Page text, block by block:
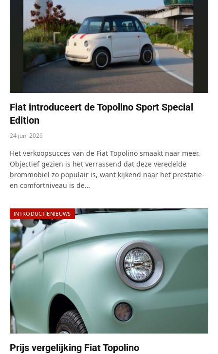
Fiat introduceert de Topolino Sport Special
Edition
24 juni 2026
Het verkoopsucces van de Fiat Topolino smaakt naar meer.
Objectief gezien is het verrassend dat deze veredelde
brommobiel zo populair is, want kijkend naar het prestatie-
en comfortniveau is de…
INTRODUCTIENIEUWS
Prijs vergelijking Fiat Topolino